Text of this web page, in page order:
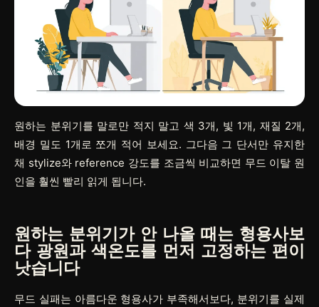
원하는 분위기를 말로만 적지 말고 색 3개, 빛 1개, 재질 2개,
배경 밀도 1개로 쪼개 적어 보세요. 그다음 그 단서만 유지한
채 stylize와 reference 강도를 조금씩 비교하면 무드 이탈 원
인을 훨씬 빨리 읽게 됩니다.
원하는 분위기가 안 나올 때는 형용사보
다 광원과 색온도를 먼저 고정하는 편이
낫습니다
무드 실패는 아름다운 형용사가 부족해서보다, 분위기를 실제